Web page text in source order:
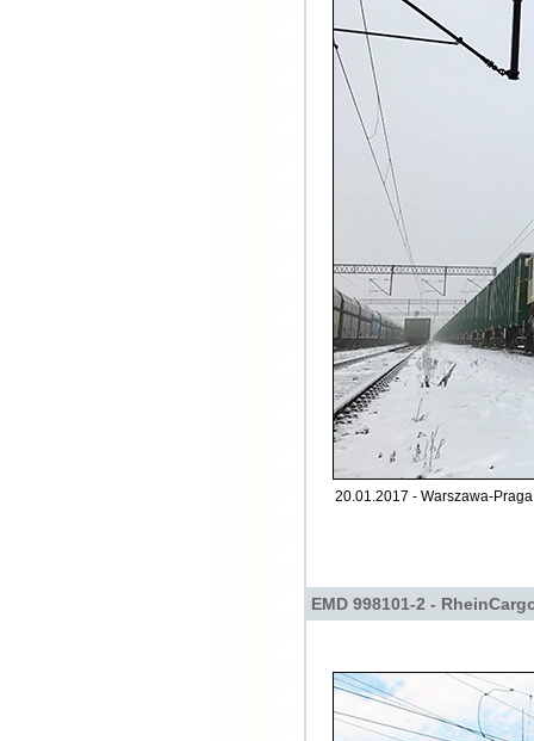
20.01.2017 - Warszawa-
EMD 998101-2 -